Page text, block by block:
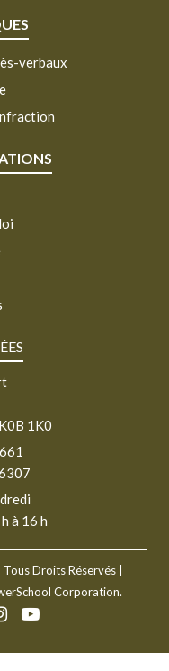
verbaux
1K0
à 16 h
| Tous Droits Réservés |
Corporation.